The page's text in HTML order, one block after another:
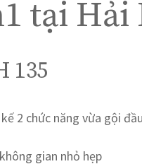
tại Hải
135
2 chức năng vừa gội
gian nhỏ hẹp